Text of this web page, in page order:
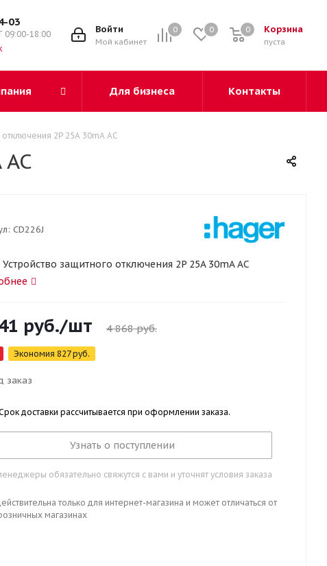
0 0 Корзина
пуста
0
Войти
Мой кабинет
03
09:00-18:00
Для бизнеса Контакты
2P 25A 30mA AC
CD226J
Устройство защитного отключения 2P 25A 30mA AC
руб./шт 4 868руб.
Экономия 827руб.
заказ
доставки рассчитывается при оформлении заказа.
Узнать о поступлении
обязательно свяжутся с вами и уточнят условия заказа
только для интернет-магазина и может отличаться от
магазинах